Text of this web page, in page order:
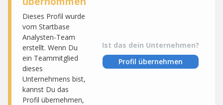
Dieses Profil wurde
vom Startbase
Analysten-Team
erstellt. Wenn Du
ein Teammitglied
dieses
Unternehmens bist,
kannst Du das
Profil übernehmen,
Ist das dein Unternehmen?
Profil übernehmen